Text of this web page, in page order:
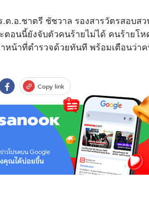
ต.อ.ชาตรี ชัชวาล รองสารวัตรสอบส
ตอนนี้ยังจับตัวคนร้ายไม่ได้ คนร้ายโ
หน้าที่ตำรวจด้วยทันที พร้อมเตือนว่า
Copy link